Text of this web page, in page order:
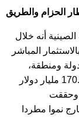
الحزام والطريق
أنه خلال
المباشر
المالي في 7961 مؤسسة خارجية في 164 دولة ومنطقة،
ليصل حجم الاستثمارات الصينية بالخارج إلى 170.11 مليار دولار
وحققت
نموا مطردا